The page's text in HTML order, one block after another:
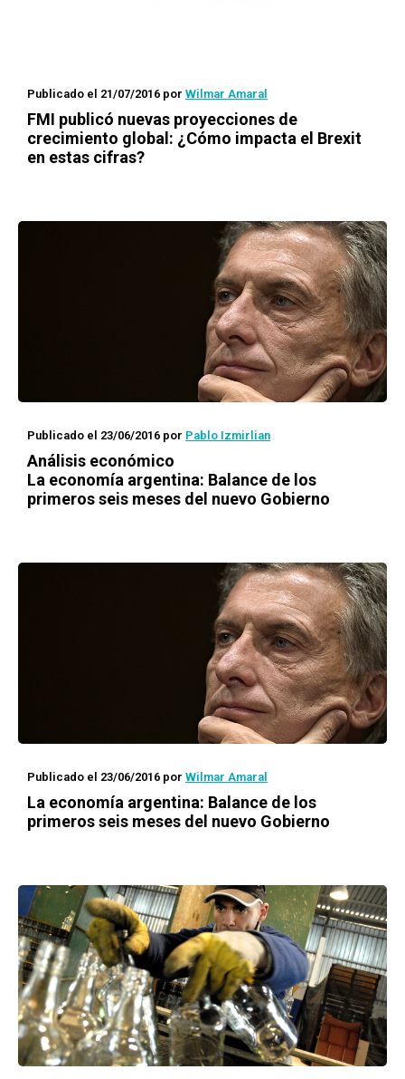
Publicado el 21/07/2016 por Wilmar Amaral
FMI publicó nuevas proyecciones de
crecimiento global: ¿Cómo impacta el Brexit
en estas cifras?
Publicado el 23/06/2016 por Pablo Izmirlian
Análisis económico
La economía argentina: Balance de los
primeros seis meses del nuevo Gobierno
Publicado el 23/06/2016 por Wilmar Amaral
La economía argentina: Balance de los
primeros seis meses del nuevo Gobierno